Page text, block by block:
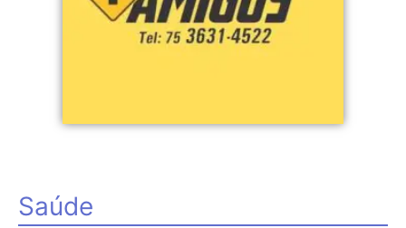
Saúde